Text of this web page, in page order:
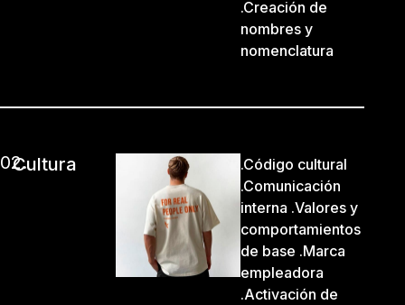
.Creación de
nombres y
nomenclatura
02.Cultura
.Código cultural
.Comunicación
interna .Valores y
comportamientos
de base .Marca
empleadora
.Activación de